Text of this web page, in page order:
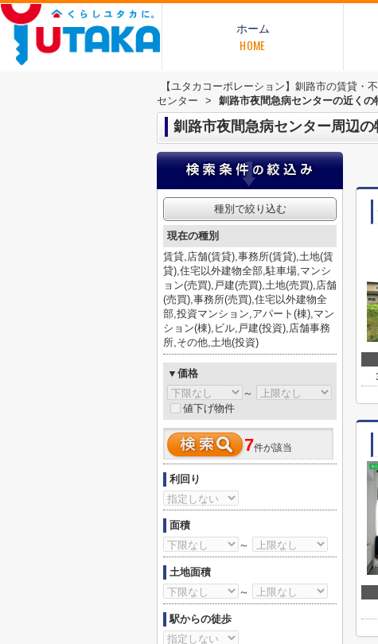
ホーム
HOME
【ユタカコーポレーション】釧路市の賃貸・
センター
> 釧路市夜間急病センターの近くの
釧路市夜間急病センター周辺の
種別で絞り込む
現在の種別
賃貸,店舗(賃貸),事務所(賃貸),土地(賃
貸),住宅以外建物全部,駐車場,マンシ
ョン(売買),戸建(売買),土地(売買),店舗
(売買),事務所(売買),住宅以外建物全
部,投資マンション,アパート(棟),マン
ション(棟),ビル,戸建(投資),店舗事務
所,その他,土地(投資)
▼価格
～
値下げ物件
7件が該当
利回り
面積
～
土地面積
～
駅からの徒歩